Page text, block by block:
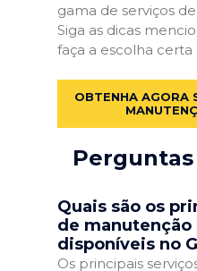
gama de serviços
Siga as dicas
faça a escolha certa
OBTENHA AGORA
Quais são os
de manutenção
disponíveis no
Os principais